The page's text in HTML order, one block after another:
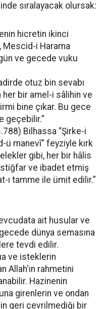
sıralayacak olursak:
hicretin ikinci
Mescid-i Harama
ve gecede vuku
otuz bin sevabı
bir amel-i sâlihin ve
bine çıkar. Bu gece
geçebilir.”
Bilhassa “Şirke-i
ü manevî” feyziyle kırk
gibi, her bir hâlis
ve ibadet etmiş
ı tamme ile ümit edilir.”
ait husular ve
dünya semasına
tevdi edilir.
ve isteklerin
Allah'ın rahmetini
Hazinenin
girenlerin ve ondan
geri çevrilmediği bir